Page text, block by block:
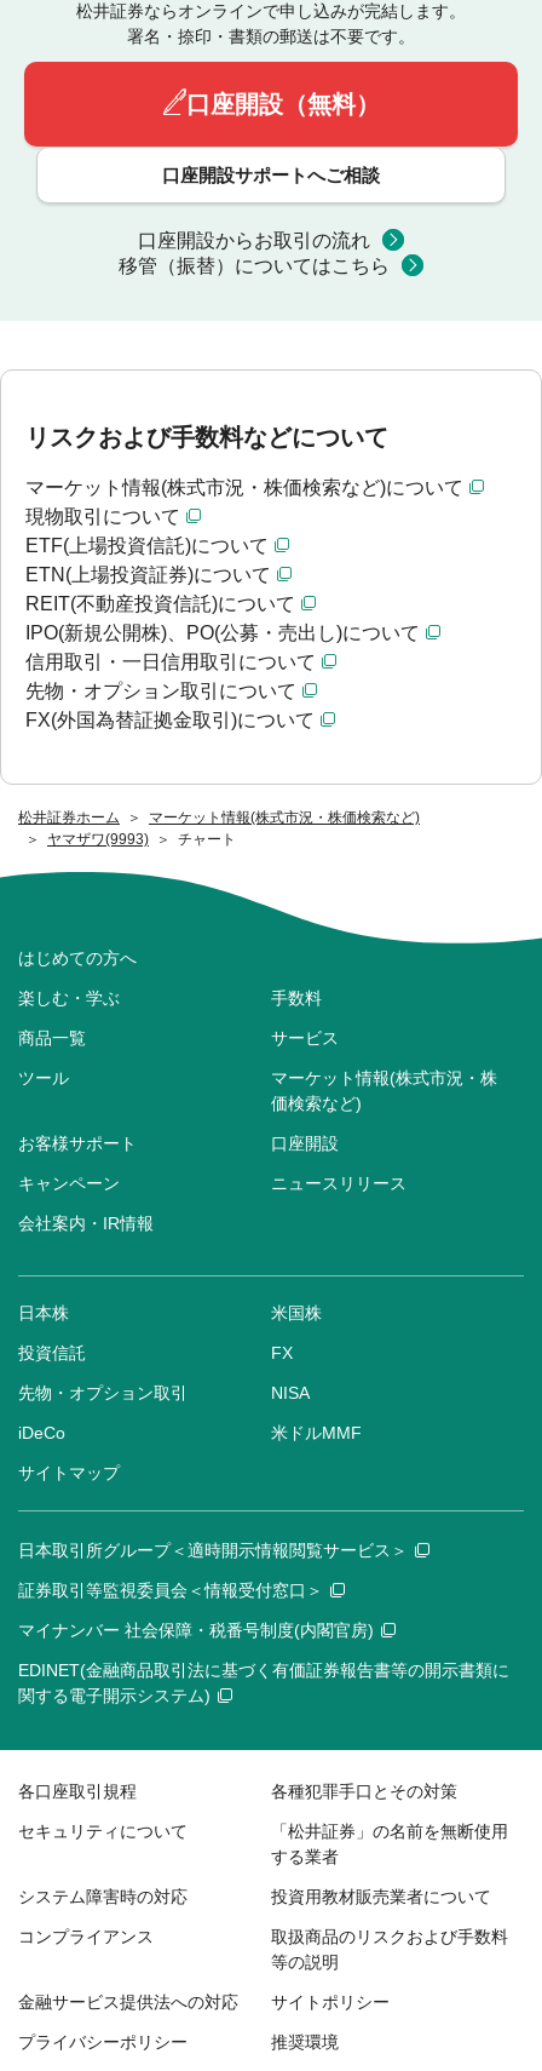
松井証券ホーム
マーケット情報(株式市況・株価検索など)
ヤマザワ(9993)
チャート
松井証券ならオンラインで申し込みが完結します。
署名・捺印・書類の郵送は不要です。
口座開設（無料）
口座開設サポートへご相談
口座開設からお取引の流れ
移管（振替）についてはこちら
リスクおよび手数料などについて
マーケット情報(株式市況・株価検索など)について
現物取引について
ETF(上場投資信託)について
ETN(上場投資証券)について
REIT(不動産投資信託)について
IPO(新規公開株)、PO(公募・売出し)について
信用取引・一日信用取引について
先物・オプション取引について
FX(外国為替証拠金取引)について
はじめての方へ
楽しむ・学ぶ 手数料
商品一覧 サービス
ツール
マーケット情報(株式市況・株
価検索など)
お客様サポート 口座開設
キャンペーン ニュースリリース
会社案内・IR情報
日本株 米国株
投資信託 FX
先物・オプション取引 NISA
iDeCo 米ドルMMF
サイトマップ
日本取引所グループ＜適時開示情報閲覧サービス＞
証券取引等監視委員会＜情報受付窓口＞
マイナンバー 社会保障・税番号制度(内閣官房)
EDINET(金融商品取引法に基づく有価証券報告書等の開示書類に
関する電子開示システム)
各口座取引規程 各種犯罪手口とその対策
セキュリティについて
「松井証券」の名前を無断使用
する業者
システム障害時の対応 投資用教材販売業者について
コンプライアンス
取扱商品のリスクおよび手数料
等の説明
金融サービス提供法への対応 サイトポリシー
プライバシーポリシー 推奨環境